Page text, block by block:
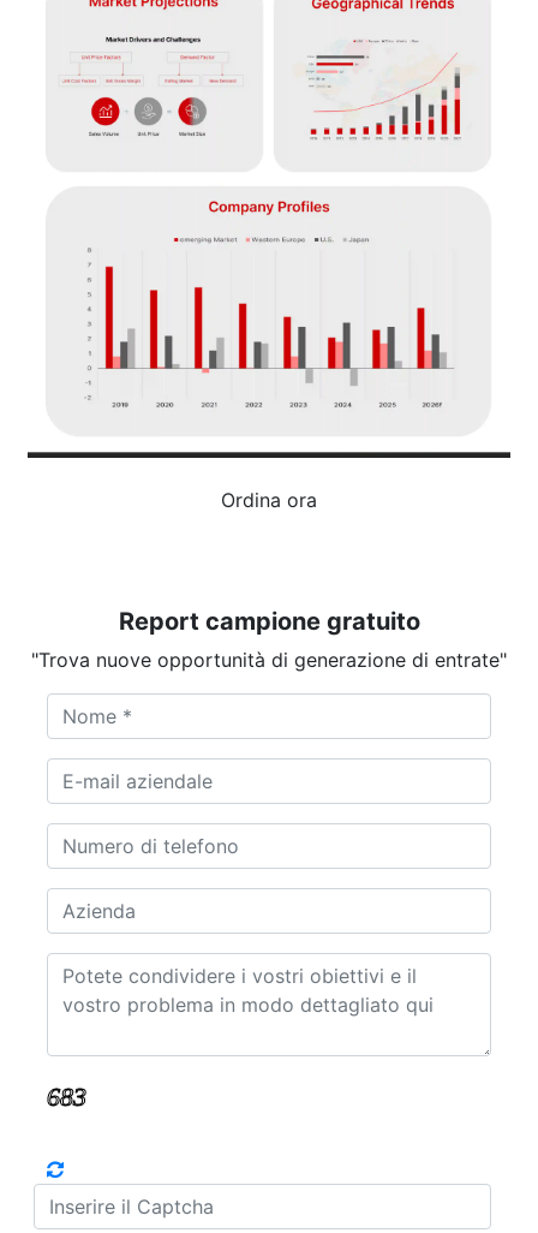
Ordina ora
Report campione gratuito
"Trova nuove opportunità di generazione di entrate"